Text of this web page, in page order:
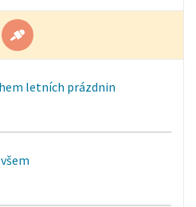
letních prázdnin